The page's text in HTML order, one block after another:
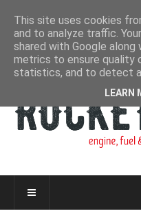
This site uses cookies
and to analyze traffic.
shared with Google
metrics to ensure quality
statistics, and to detect
LEARN